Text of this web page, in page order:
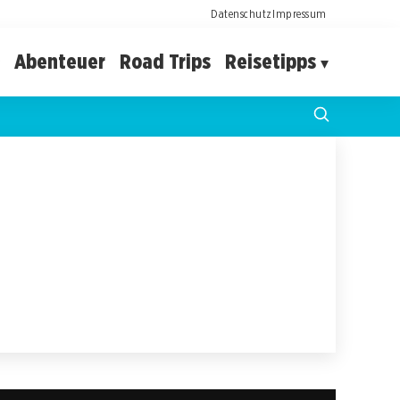
DatenschutzImpressum
Abenteuer Road Trips Reisetipps